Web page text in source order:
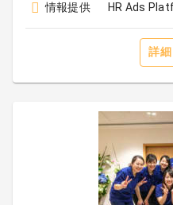
情報提供
HR Ads
詳